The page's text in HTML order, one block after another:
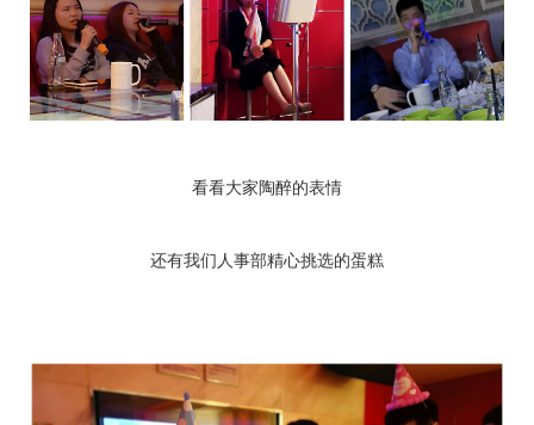
看看大家陶醉的表情
还有我们人事部精心挑选的蛋糕